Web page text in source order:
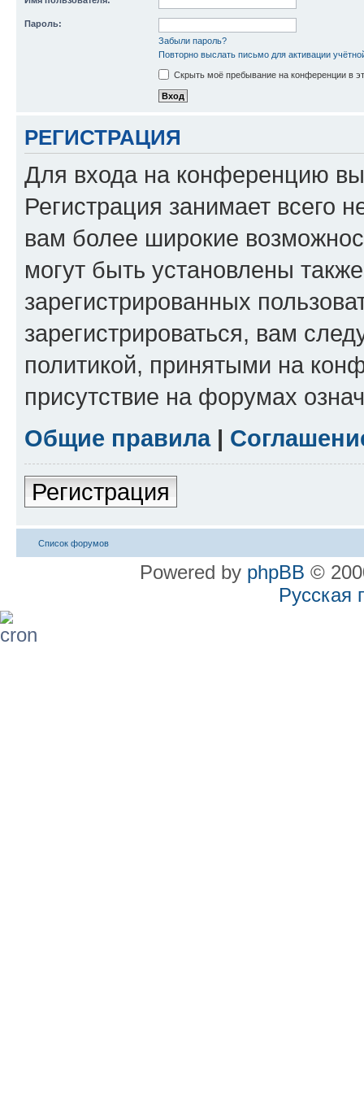
Пароль:
Забыли пароль?
Повторно выслать письмо для активации
Скрыть моё пребывание на конференции в
РЕГИСТРАЦИЯ
Для входа на конференцию
Регистрация занимает всего
вам более широкие
могут быть установлены
зарегистрированных
зарегистрироваться, вам
политикой, принятыми на
присутствие на форумах
Общие правила|
Регистрация
Список форумов
Powered by phpBB ©
Русская